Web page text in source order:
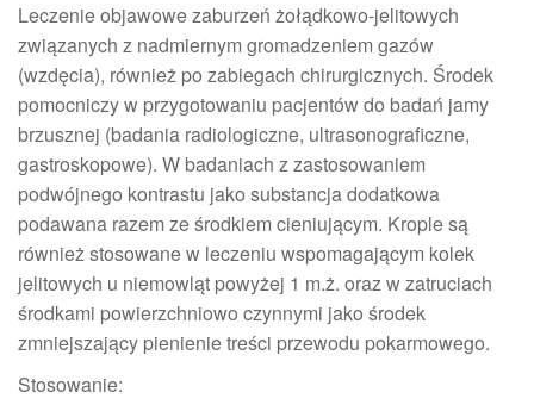
Leczenie objawowe zaburzeń żołądkowo-jelitowych
związanych z nadmiernym gromadzeniem gazów
(wzdęcia), również po zabiegach chirurgicznych. Środek
pomocniczy w przygotowaniu pacjentów do badań jamy
brzusznej (badania radiologiczne, ultrasonograficzne,
gastroskopowe). W badaniach z zastosowaniem
podwójnego kontrastu jako substancja dodatkowa
podawana razem ze środkiem cieniującym. Krople są
również stosowane w leczeniu wspomagającym kolek
jelitowych u niemowląt powyżej 1 m.ż. oraz w zatruciach
środkami powierzchniowo czynnymi jako środek
zmniejszający pienienie treści przewodu pokarmowego.
Stosowanie: